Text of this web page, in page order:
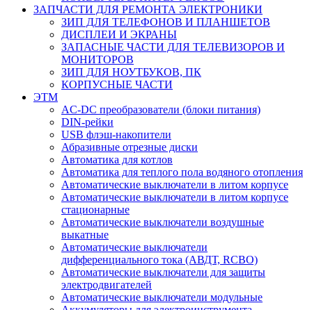
ЗАПЧАСТИ ДЛЯ РЕМОНТА ЭЛЕКТРОНИКИ
ЗИП ДЛЯ ТЕЛЕФОНОВ И ПЛАНШЕТОВ
ДИСПЛЕИ И ЭКРАНЫ
ЗАПАСНЫЕ ЧАСТИ ДЛЯ ТЕЛЕВИЗОРОВ И
МОНИТОРОВ
ЗИП ДЛЯ НОУТБУКОВ, ПК
КОРПУСНЫЕ ЧАСТИ
ЭТМ
AC-DC преобразователи (блоки питания)
DIN-рейки
USB флэш-накопители
Абразивные отрезные диски
Автоматика для котлов
Автоматика для теплого пола водяного отопления
Автоматические выключатели в литом корпусе
Автоматические выключатели в литом корпусе
стационарные
Автоматические выключатели воздушные
выкатные
Автоматические выключатели
дифференциального тока (АВДТ, RCBO)
Автоматические выключатели для защиты
электродвигателей
Автоматические выключатели модульные